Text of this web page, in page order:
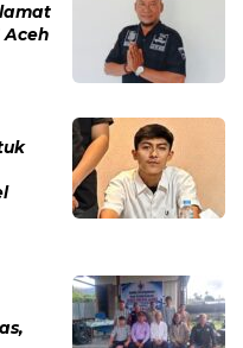
Aceh